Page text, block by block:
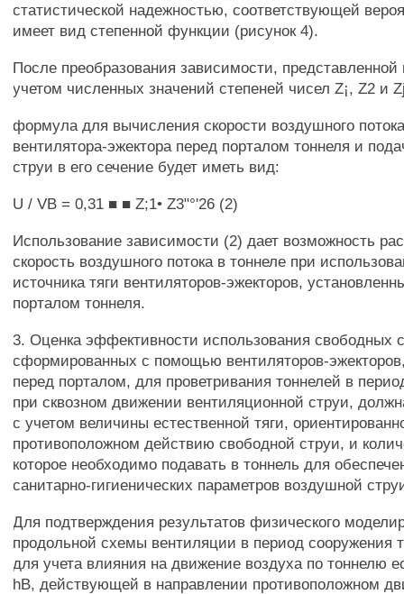
статистической надежностью, соответствующей
имеет вид степенной функции (рисунок 4).
После преобразования зависимости, представленной
учетом численных значений степеней чисел Z¡, Z2 и
формула для вычисления скорости воздушного
вентилятора-эжектора перед порталом тоннеля и
струи в его сечение будет иметь вид:
U / VB = 0,31 ■ ■ Z;1• Z3"°'26 (2)
Использование зависимости (2) дает возможность
скорость воздушного потока в тоннеле при
источника тяги вентиляторов-эжекторов,
порталом тоннеля.
3. Оценка эффективности использования свободных
сформированных с помощью вентиляторов-
перед порталом, для проветривания тоннелей в
при сквозном движении вентиляционной струи,
с учетом величины естественной тяги,
противоположном действию свободной струи, и
которое необходимо подавать в тоннель для
санитарно-гигиенических параметров воздушной
Для подтверждения результатов физического
продольной схемы вентиляции в период сооружения
для учета влияния на движение воздуха по тоннелю
hB, действующей в направлении противоположном